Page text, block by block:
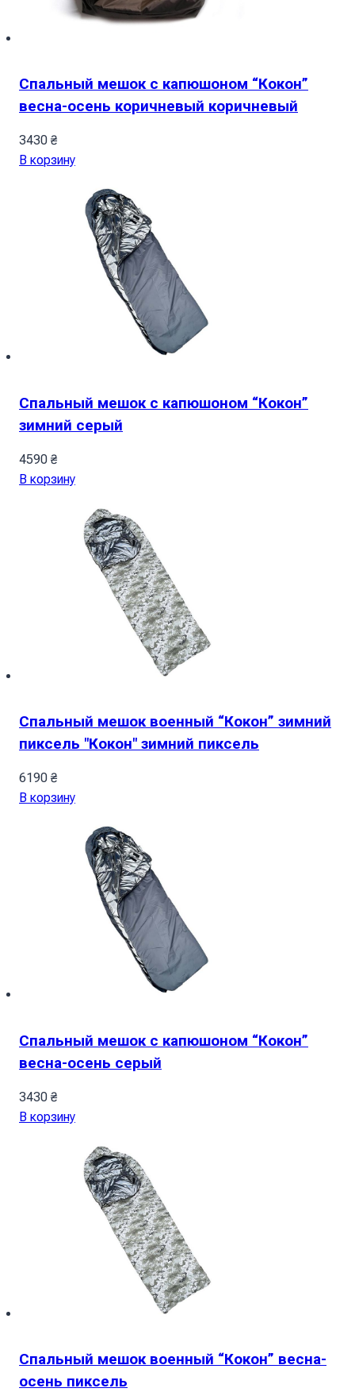
Спальный мешок с капюшоном “Кокон”
весна-осень коричневый коричневый
3430 ₴
В корзину
Спальный мешок с капюшоном “Кокон”
зимний серый
4590 ₴
В корзину
Спальный мешок военный “Кокон” зимний
пиксель "Кокон" зимний пиксель
6190 ₴
В корзину
Спальный мешок с капюшоном “Кокон”
весна-осень серый
3430 ₴
В корзину
Спальный мешок военный “Кокон” весна-
осень пиксель